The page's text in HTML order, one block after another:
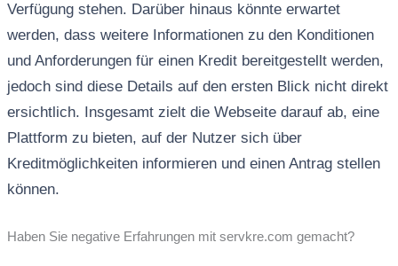
Verfügung stehen. Darüber hinaus könnte erwartet
werden, dass weitere Informationen zu den Konditionen
und Anforderungen für einen Kredit bereitgestellt werden,
jedoch sind diese Details auf den ersten Blick nicht direkt
ersichtlich. Insgesamt zielt die Webseite darauf ab, eine
Plattform zu bieten, auf der Nutzer sich über
Kreditmöglichkeiten informieren und einen Antrag stellen
können.
Haben Sie negative Erfahrungen mit servkre.com gemacht?